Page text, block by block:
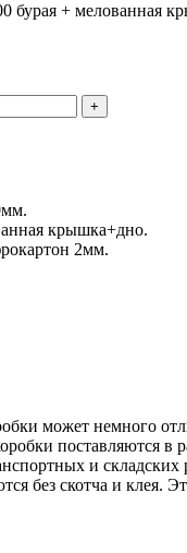
бурая + мелованная
+
крышка+дно.
2мм.
может немного
поставляются в
и складских
без скотча и клея.